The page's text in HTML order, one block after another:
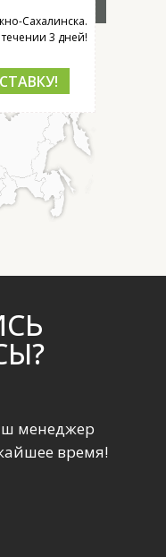
Сахалинска.
течении 3 дней!
менеджер
время!